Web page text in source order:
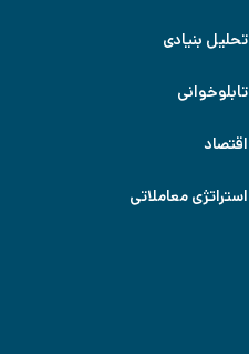
تحلیل بنیادی
تابلوخوانی
اقتصاد
استراتژی معاملاتی